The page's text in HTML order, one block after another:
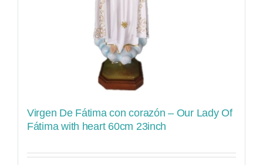
Virgen De Fátima con corazón – Our Lady Of
Fátima with heart 60cm 23inch